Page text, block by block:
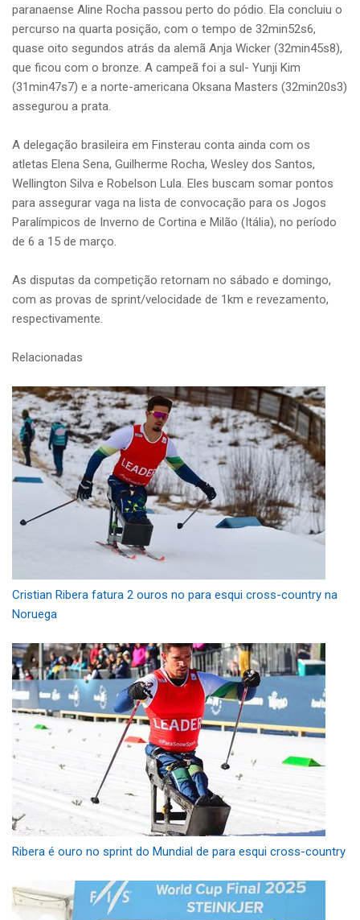
paranaense Aline Rocha passou perto do pódio. Ela concluiu o
percurso na quarta posição, com o tempo de 32min52s6,
quase oito segundos atrás da alemã Anja Wicker (32min45s8),
que ficou com o bronze. A campeã foi a sul- Yunji Kim
(31min47s7) e a norte-americana Oksana Masters (32min20s3)
assegurou a prata.
A delegação brasileira em Finsterau conta ainda com os
atletas Elena Sena, Guilherme Rocha, Wesley dos Santos,
Wellington Silva e Robelson Lula. Eles buscam somar pontos
para assegurar vaga na lista de convocação para os Jogos
Paralímpicos de Inverno de Cortina e Milão (Itália), no período
de 6 a 15 de março.
As disputas da competição retornam no sábado e domingo,
com as provas de sprint/velocidade de 1km e revezamento,
respectivamente.
Relacionadas
Cristian Ribera fatura 2 ouros no para esqui cross-country na
Noruega
Ribera é ouro no sprint do Mundial de para esqui cross-country